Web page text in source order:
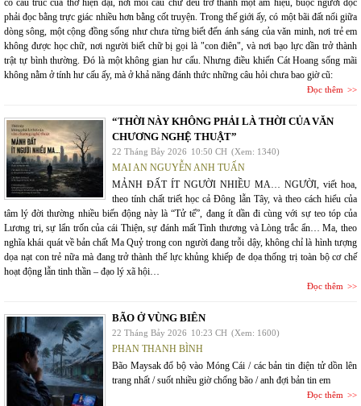
có cấu trúc của thơ hiện đại, nơi mỗi câu chữ đều trở thành một ám hiệu, buộc người đọc
phải đọc bằng trực giác nhiều hơn bằng cốt truyện. Trong thế giới ấy, có một bãi đất nổi giữa
dòng sông, một cộng đồng sống như chưa từng biết đến ánh sáng của văn minh, nơi trẻ em
không được học chữ, nơi người biết chữ bị gọi là "con điên", và nơi bạo lực dần trở thành
trật tự bình thường. Đó là một không gian hư cấu. Nhưng điều khiến Cát Hoang sống mãi
không nằm ở tính hư cấu ấy, mà ở khả năng đánh thức những câu hỏi chưa bao giờ cũ:
Đọc thêm
“THỜI NÀY KHÔNG PHẢI LÀ THỜI CỦA VĂN
CHƯƠNG NGHỆ THUẬT”
22 Tháng Bảy 2026 10:50 CH (Xem: 1340)
MAI AN NGUYỄN ANH TUẤN
MẢNH ĐẤT ÍT NGƯỜI NHIỀU MA… NGƯỜI, viết hoa,
theo tính chất triết học cả Đông lẫn Tây, và theo cách hiểu của
tâm lý đời thường nhiều biến động này là “Tử tế”, đang ít dần đi cùng với sự teo tóp của
Lương tri, sự lẩn trốn của cái Thiện, sự đánh mất Tình thương và Lòng trắc ẩn… Ma, theo
nghĩa khái quát về bản chất Ma Quỷ trong con người đang trỗi dậy, không chỉ là hình tượng
dọa nạt con trẻ nữa mà đang trở thành thế lực khủng khiếp đe dọa thống trị toàn bộ cơ chế
hoạt động lẫn tinh thần – đạo lý xã hội…
Đọc thêm
BÃO Ở VÙNG BIÊN
22 Tháng Bảy 2026 10:23 CH (Xem: 1600)
PHAN THANH BÌNH
Bão Maysak đổ bộ vào Móng Cái / các bản tin điện tử dồn lên
trang nhất / suốt nhiều giờ chống bão / anh đợi bản tin em
Đọc thêm